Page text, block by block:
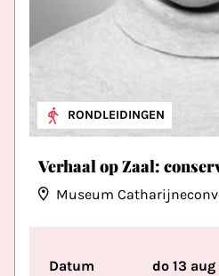
RONDLEIDINGEN
Verhaal op Zaal:
Museum
Datum
do 13 aug